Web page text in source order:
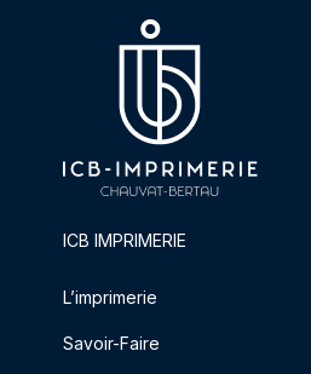
ICB IMPRIMERIE
L’imprimerie
Savoir-Faire